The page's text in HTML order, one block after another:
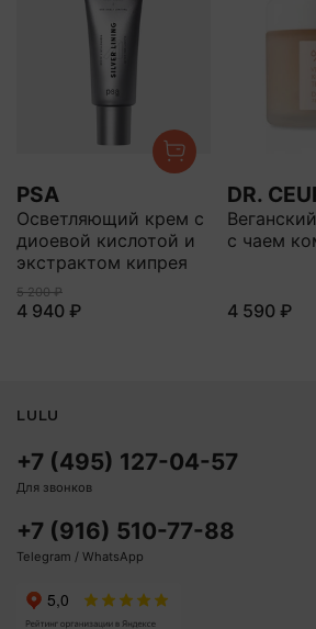
PSA
Осветляющий крем с
диоевой кислотой и
экстрактом кипрея
5 200 ₽
4 940 ₽
DR.
с чаем
4 590 ₽
+7 (495) 127-04-57
Для звонков
+7 (916) 510-77-88
Telegram / WhatsApp
LULU